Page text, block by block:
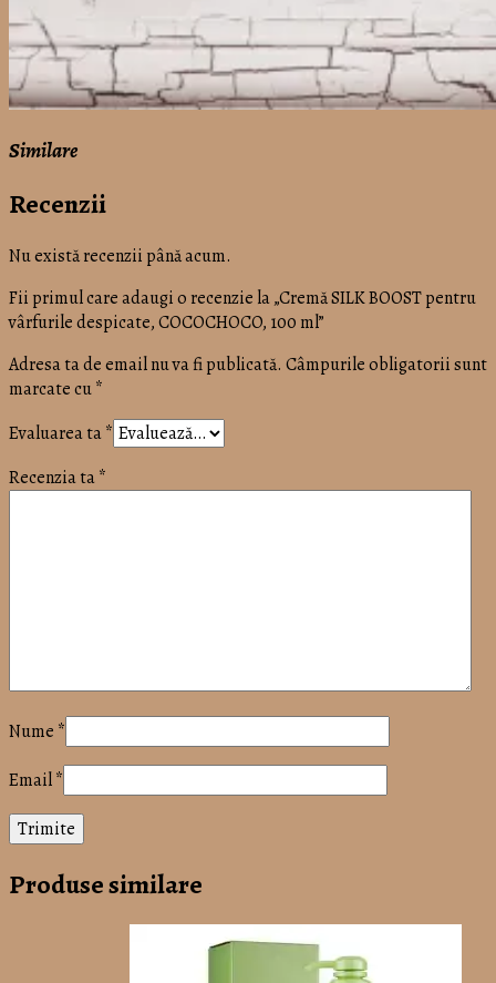
Similare
Recenzii
Nu există recenzii până acum.
Fii primul care adaugi o recenzie la „Cremă SILK BOOST pentru
vârfurile despicate, COCOCHOCO, 100 ml”
Adresa ta de email nu va fi publicată. Câmpurile obligatorii sunt
marcate cu*
Evaluarea ta*
Recenzia ta*
Nume *
Email*
Produse similare